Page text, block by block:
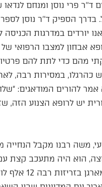
ד’’ר פרי נוסן ומנחם
בדרך הספיק ד’’ר נוסן
יורדים במדרגות הכניסה
אבחון למצבו הרפואי
מהם כדי לתת להם
כהרגלו, במסירות רבה,
להורים המודאגים:
יש לרופא הצנוע הזה,
רבנו מקבל הנחייה
הוא היה מתעכב קצת
או כמה שנים.